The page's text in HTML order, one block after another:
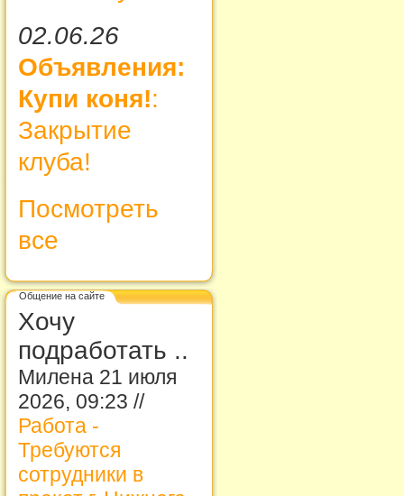
02.06.26
Объявления:
Купи коня!:
Закрытие
клуба!
Посмотреть
все
Общение на сайте
Хочу
подработать ..
Милена 21 июля
2026, 09:23 //
Работа -
Требуются
сотрудники в